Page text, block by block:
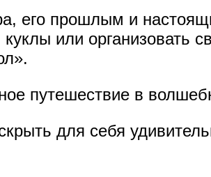
его прошлым и
или организовать
путешествие в
для себя